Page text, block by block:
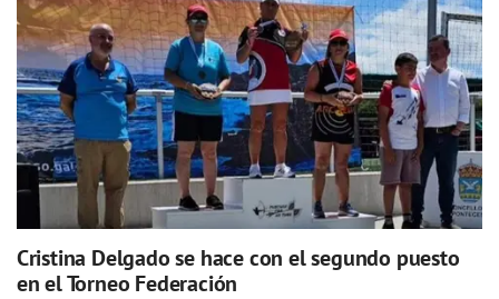
Cristina Delgado se hace con el segundo puesto
en el Torneo Federación